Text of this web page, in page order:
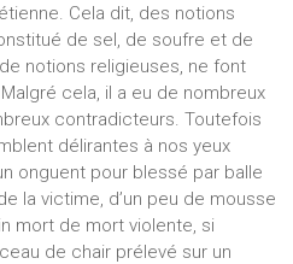
Cela dit, des notions
de sel, de soufre et de
notions religieuses, ne font
cela, il a eu de nombreux
contradicteurs. Toutefois
délirantes à nos yeux
onguent pour blessé par balle
la victime, d’un peu de mousse
mort de mort violente, si
de chair prélevé sur un